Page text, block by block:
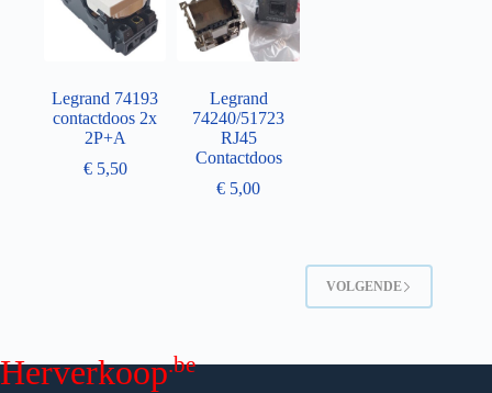
Legrand 74193
contactdoos 2x
2P+A
€5,50
Legrand
74240/51723
RJ45
Contactdoos
€ 5,00
VOLGENDE
Herverkoop.be